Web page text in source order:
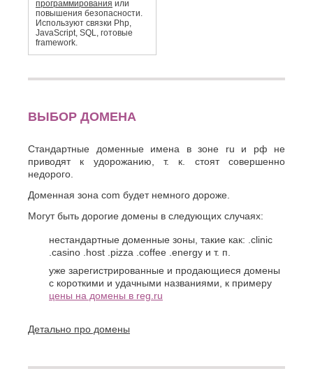
программирования или
повышения безопасности.
Используют связки Php,
JavaScript, SQL, готовые
framework.
ВЫБОР ДОМЕНА
Стандартные доменные имена в зоне ru и рф не
приводят к удорожанию, т. к. стоят совершенно
недорого.
Доменная зона com будет немного дороже.
Могут быть дорогие домены в следующих случаях:
нестандартные доменные зоны, такие как: .clinic
.casino .host .pizza .coffee .energy и т. п.
уже зарегистрированные и продающиеся домены
с короткими и удачными названиями, к примеру
цены на домены в reg.ru
Детально про домены